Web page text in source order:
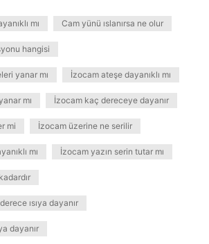
mı Cam yünü ıslanırsa ne olur
hangisi
yanar mı İzocam ateşe dayanıklı mı
mı İzocam kaç dereceye dayanır
mi İzocam üzerine ne serilir
mı İzocam yazın serin tutar mı
ısıya dayanır
dayanır